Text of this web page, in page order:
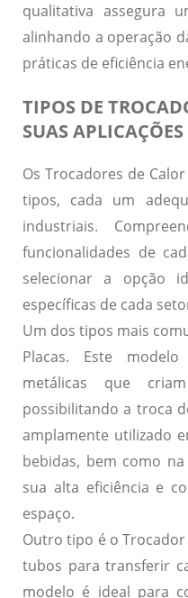
qualitativa assegura
alinhando a operação
práticas de eficiência
TIPOS DE
SUAS APLICAÇÕES
Os Trocadores de
tipos, cada um
industriais.
funcionalidades de
selecionar a opção
específicas de cada
Um dos tipos mais
Placas. Este
metálicas que
possibilitando a troca
amplamente utilizado
bebidas, bem como
sua alta eficiência e
espaço.
Outro tipo é o
tubos para transferir
modelo é ideal para